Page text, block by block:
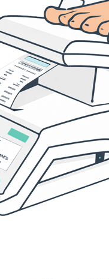
Medikationsberatung
Orale Krebstherapie
Inkontinenz
Pflegehilfsmittel
Kompressionsstrümpfe
Palliativversorgung